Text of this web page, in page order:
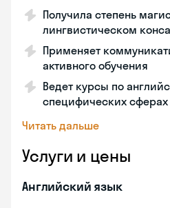
Получила степень
лингвистическом
Применяет
активного обучения
Ведет курсы по
специфических сферах
Читать дальше
Услуги и цены
Английский язык